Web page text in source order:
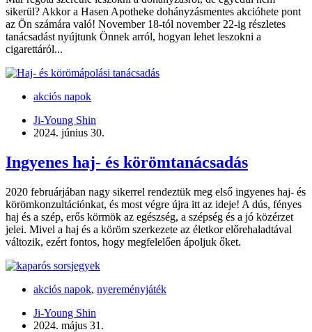
sikerül? Akkor a Hasen Apotheke dohányzásmentes akcióhete pont
az Ön számára való! November 18-tól november 22-ig részletes
tanácsadást nyújtunk Önnek arról, hogyan lehet leszokni a
cigarettáról...
akciós napok
Ji-Young Shin
2024. június 30.
Ingyenes haj- és körömtanácsadás
2020 februárjában nagy sikerrel rendeztük meg első ingyenes haj- és
körömkonzultációnkat, és most végre újra itt az ideje! A dús, fényes
haj és a szép, erős körmök az egészség, a szépség és a jó közérzet
jelei. Mivel a haj és a köröm szerkezete az életkor előrehaladtával
változik, ezért fontos, hogy megfelelően ápoljuk őket.
akciós napok, nyereményjáték
Ji-Young Shin
2024. május 31.